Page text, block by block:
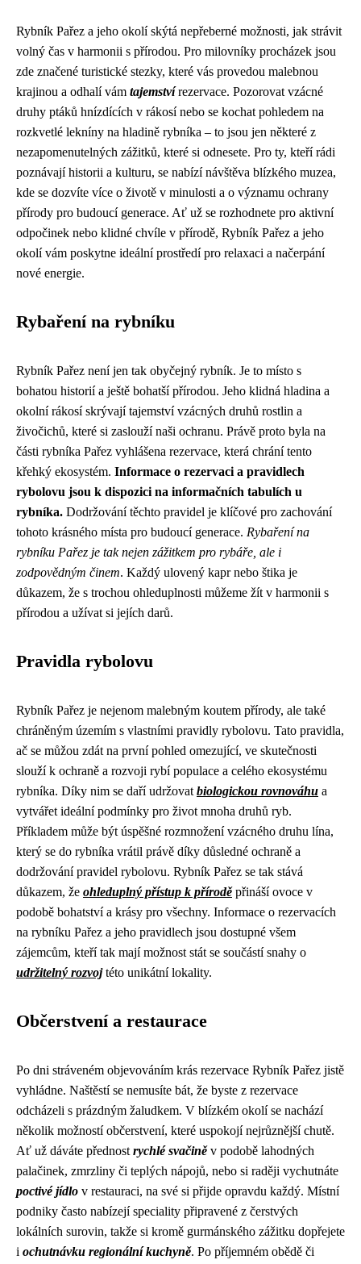
Rybník Pařez a jeho okolí skýtá nepřeberné možnosti, jak strávit
volný čas v harmonii s přírodou. Pro milovníky procházek jsou
zde značené turistické stezky, které vás provedou malebnou
krajinou a odhalí vám tajemstvírezervace. Pozorovat vzácné
druhy ptáků hnízdících v rákosí nebo se kochat pohledem na
rozkvetlé lekníny na hladině rybníka – to jsou jen některé z
nezapomenutelných zážitků, které si odnesete. Pro ty, kteří rádi
poznávají historii a kulturu, se nabízí návštěva blízkého muzea,
kde se dozvíte více o životě v minulosti a o významu ochrany
přírody pro budoucí generace. Ať už se rozhodnete pro aktivní
odpočinek nebo klidné chvíle v přírodě, Rybník Pařez a jeho
okolí vám poskytne ideální prostředí pro relaxaci a načerpání
nové energie.
Rybaření na rybníku
Rybník Pařez není jen tak obyčejný rybník. Je to místo s
bohatou historií a ještě bohatší přírodou. Jeho klidná hladina a
okolní rákosí skrývají tajemství vzácných druhů rostlin a
živočichů, které si zaslouží naši ochranu. Právě proto byla na
části rybníka Pařez vyhlášena rezervace, která chrání tento
křehký ekosystém. Informace o rezervaci a pravidlech
rybolovu jsou k dispozici na informačních tabulích u
rybníka. Dodržování těchto pravidel je klíčové pro zachování
tohoto krásného místa pro budoucí generace. Rybaření na
rybníku Pařez je tak nejen zážitkem pro rybáře, ale i
zodpovědným činem. Každý ulovený kapr nebo štika je
důkazem, že s trochou ohleduplnosti můžeme žít v harmonii s
přírodou a užívat si jejích darů.
Pravidla rybolovu
Rybník Pařez je nejenom malebným koutem přírody, ale také
chráněným územím s vlastními pravidly rybolovu. Tato pravidla,
ač se můžou zdát na první pohled omezující, ve skutečnosti
slouží k ochraně a rozvoji rybí populace a celého ekosystému
rybníka. Díky nim se daří udržovat biologickou rovnováhu a
vytvářet ideální podmínky pro život mnoha druhů ryb.
Příkladem může být úspěšné rozmnožení vzácného druhu lína,
který se do rybníka vrátil právě díky důsledné ochraně a
dodržování pravidel rybolovu. Rybník Pařez se tak stává
důkazem, že ohleduplný přístup k příroděpřináší ovoce v
podobě bohatství a krásy pro všechny. Informace o rezervacích
na rybníku Pařez a jeho pravidlech jsou dostupné všem
zájemcům, kteří tak mají možnost stát se součástí snahy o
udržitelný rozvojtéto unikátní lokality.
Občerstvení a restaurace
Po dni stráveném objevováním krás rezervace Rybník Pařez jistě
vyhládne. Naštěstí se nemusíte bát, že byste z rezervace
odcházeli s prázdným žaludkem. V blízkém okolí se nachází
několik možností občerstvení, které uspokojí nejrůznější chutě.
Ať už dáváte přednost rychlé svačiněv podobě lahodných
palačinek, zmrzliny či teplých nápojů, nebo si raději vychutnáte
poctivé jídlo v restauraci, na své si přijde opravdu každý. Místní
podniky často nabízejí speciality připravené z čerstvých
lokálních surovin, takže si kromě gurmánského zážitku dopřejete
i ochutnávku regionální kuchyně. Po příjemném obědě či